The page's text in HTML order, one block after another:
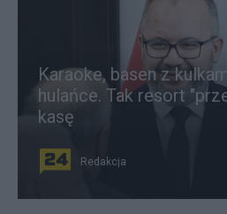
Karaoke, basen z
hulańce. Tak resort
kasę
Redakcja